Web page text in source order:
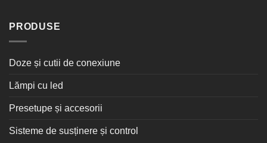
PRODUSE
Doze și cutii de conexiune
Lămpi cu led
Presetupe și accesorii
Sisteme de susținere și control